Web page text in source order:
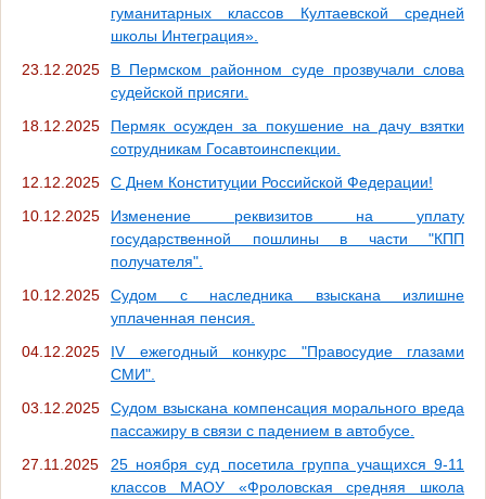
гуманитарных классов Култаевской средней
школы Интеграция».
23.12.2025
В Пермском районном суде прозвучали слова
судейской присяги.
18.12.2025
Пермяк осужден за покушение на дачу взятки
сотрудникам Госавтоинспекции.
12.12.2025
С Днем Конституции Российской Федерации!
10.12.2025
Изменение реквизитов на уплату
государственной пошлины в части "КПП
получателя".
10.12.2025
Судом с наследника взыскана излишне
уплаченная пенсия.
04.12.2025
IV ежегодный конкурс "Правосудие глазами
СМИ".
03.12.2025
Судом взыскана компенсация морального вреда
пассажиру в связи с падением в автобусе.
27.11.2025
25 ноября суд посетила группа учащихся 9-11
классов МАОУ «Фроловская средняя школа